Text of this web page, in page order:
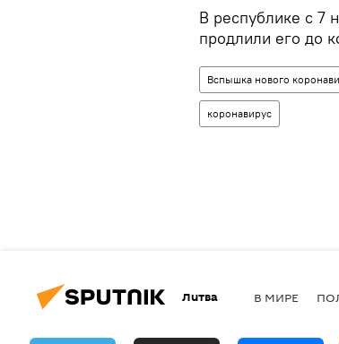
В республике с 7
продлили его до
Вспышка нового
коронавирус
Литва В МИРЕ